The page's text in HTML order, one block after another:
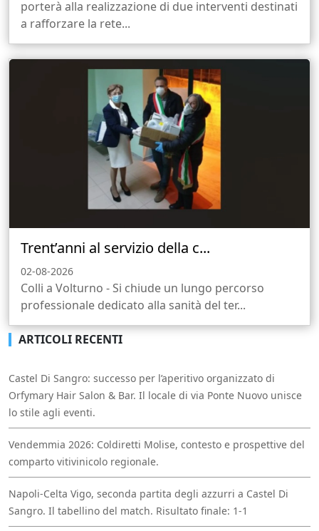
porterà alla realizzazione di due interventi destinati
a rafforzare la rete...
Trent’anni al servizio della c...
02-08-2026
Colli a Volturno - Si chiude un lungo percorso
professionale dedicato alla sanità del ter...
ARTICOLI RECENTI
Castel Di Sangro: successo per l’aperitivo organizzato di
Orfymary Hair Salon & Bar. Il locale di via Ponte Nuovo unisce
lo stile agli eventi.
Vendemmia 2026: Coldiretti Molise, contesto e prospettive del
comparto vitivinicolo regionale.
Napoli-Celta Vigo, seconda partita degli azzurri a Castel Di
Sangro. Il tabellino del match. Risultato finale: 1-1